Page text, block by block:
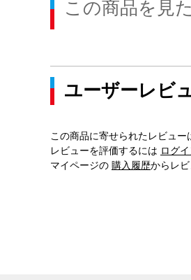
この商品を見
ユーザーレビ
この商品に寄せられたレビュー
レビューを評価するには ログ
マイページの 購入履歴からレビ